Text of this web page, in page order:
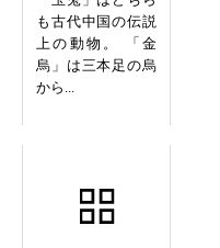
も古代中国の伝説
上の動物。 「金
烏」は三本足の烏
から...